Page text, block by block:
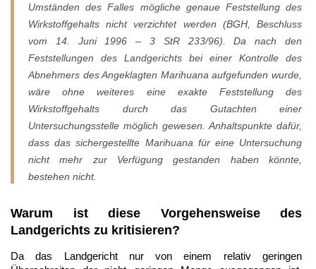
Umständen des Falles mögliche genaue Feststellung des
Wirkstoffgehalts nicht verzichtet werden (BGH, Beschluss
vom 14. Juni 1996 – 3 StR 233/96). Da nach den
Feststellungen des Landgerichts bei einer Kontrolle des
Abnehmers des Angeklagten Marihuana aufgefunden wurde,
wäre ohne weiteres eine exakte Feststellung des
Wirkstoffgehalts durch das Gutachten einer
Untersuchungsstelle möglich gewesen. Anhaltspunkte dafür,
dass das sichergestellte Marihuana für eine Untersuchung
nicht mehr zur Verfügung gestanden haben könnte,
bestehen nicht.
Warum ist diese Vorgehensweise des
Landgerichts zu kritisieren?
Da das Landgericht nur von einem relativ geringen